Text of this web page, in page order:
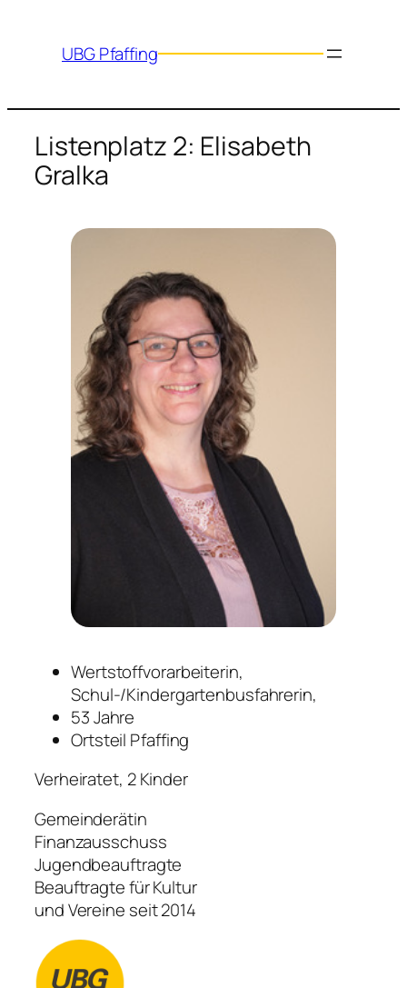
springenUBG Pfaffing
Listenplatz 2: Elisabeth
Gralka
Wertstoffvorarbeiterin,
Schul-/Kindergartenbusfahrerin,
53 Jahre
Ortsteil Pfaffing
Verheiratet, 2 Kinder
Gemeinderätin
Finanzausschuss
Jugendbeauftragte
Beauftragte für Kultur
und Vereine seit 2014